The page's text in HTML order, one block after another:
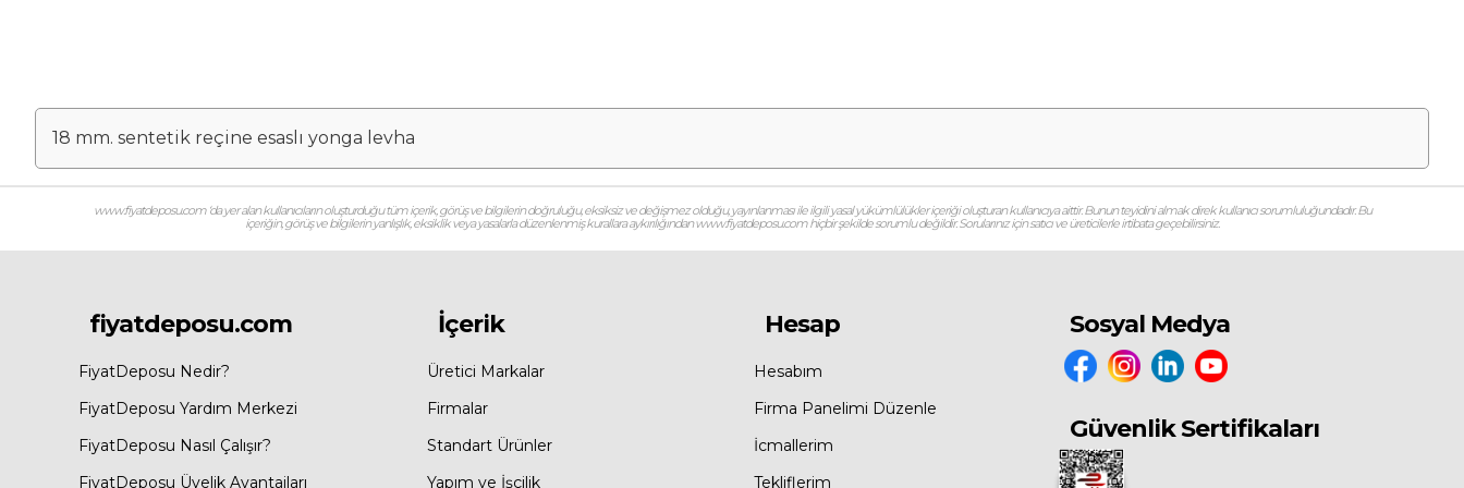
18 mm. sentetik reçine esaslı yonga levha
www.fiyatdeposu.com ‘da yer alan kullanıcıların oluşturduğu tüm içerik, görüş ve bilgilerin doğruluğu, eksiksiz ve değişmez olduğu, yayınlanması ile ilgili yasal yükümlülükler içeriği oluşturan kullanıcıya aittir. Bunun teyidini almak direk kullanıcı sorumluluğundadır. Bu
içeriğin, görüş ve bilgilerin yanlışlık, eksiklik veya yasalarla düzenlenmiş kurallara aykırılığından www.fiyatdeposu.com hiçbir şekilde sorumlu değildir. Sorularınız için satıcı ve üreticilerle irtibata geçebilirsiniz.
fiyatdeposu.com
FiyatDeposu Nedir?
FiyatDeposu Yardım Merkezi
FiyatDeposu Nasıl Çalışır?
FiyatDeposu Üyelik Avantajları
İçerik
Üretici Markalar
Firmalar
Standart Ürünler
Yapım ve İşçilik
Hesap
Hesabım
Firma Panelimi Düzenle
İcmallerim
Tekliflerim
Sosyal Medya
Güvenlik Sertifikaları